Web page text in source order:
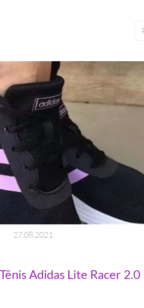
27.08.2021
Adidas Lite Racer 2.0